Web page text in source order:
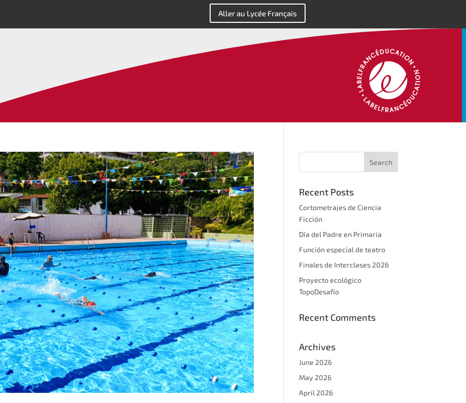
Aller au Lycée Français
Recent Posts
Cortometrajes de Ciencia
Ficción
Día del Padre en Primaria
Función especial de teatro
Finales de Interclases 2026
Proyecto ecológico
TopoDesafío
Recent Comments
Archives
June 2026
May 2026
April 2026